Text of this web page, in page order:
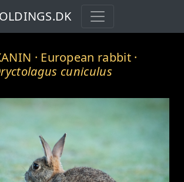
· European rabbit ·
cuniculus